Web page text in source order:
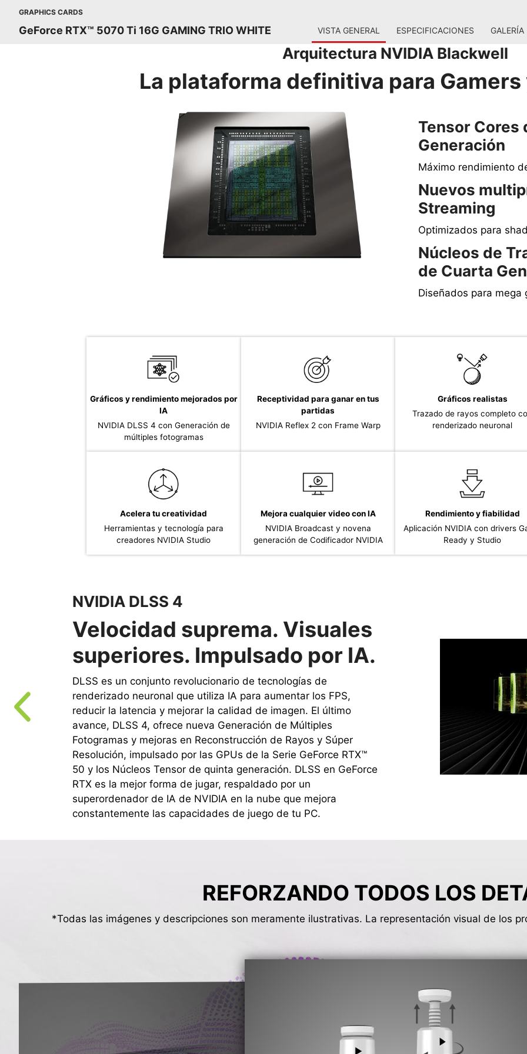
GRAPHICS CARDS
GeForce RTX™ 5070 Ti 16G GAMING TRIO WHITE VISTA GENERAL ESPECIFICACIONES GALERÍA
Arquitectura NVIDIA Blackwell
La plataforma definitiva para
Tensor Cores
Generación
Máximo rendimiento
Nuevos
Streaming
Optimizados para
Núcleos de
de Cuarta
Diseñados para mega
Gráficos y rendimiento mejorados por
IA
NVIDIA DLSS 4 con Generación de
múltiples fotogramas
Receptividad para ganar en tus
partidas
NVIDIA Reflex 2 con Frame Warp
Gráficos realistas
Trazado de rayos completo
renderizado neuronal
Acelera tu creatividad
Herramientas y tecnología para
creadores NVIDIA Studio
Mejora cualquier video con IA
NVIDIA Broadcast y novena
generación de Codificador NVIDIA
Rendimiento y fiabilidad
Aplicación NVIDIA con drivers
Ready y Studio
NVIDIA DLSS 4
Velocidad suprema. Visuales
superiores. Impulsado por IA.
DLSS es un conjunto revolucionario de tecnologías de
renderizado neuronal que utiliza IA para aumentar los FPS,
reducir la latencia y mejorar la calidad de imagen. ‌El último
avance, DLSS 4, ofrece nueva Generación de Múltiples
Fotogramas y mejoras en Reconstrucción de Rayos y Súper
Resolución, impulsado por las GPUs de la Serie GeForce RTX™
50 y los Núcleos Tensor de quinta generación. DLSS en GeForce
RTX es la mejor forma de jugar, respaldado por un
superordenador de IA de NVIDIA en la nube que mejora
constantemente las capacidades de juego de tu PC.
REFORZANDO TODOS LOS
*Todas las imágenes y descripciones son meramente ilustrativas. La representación visual de los